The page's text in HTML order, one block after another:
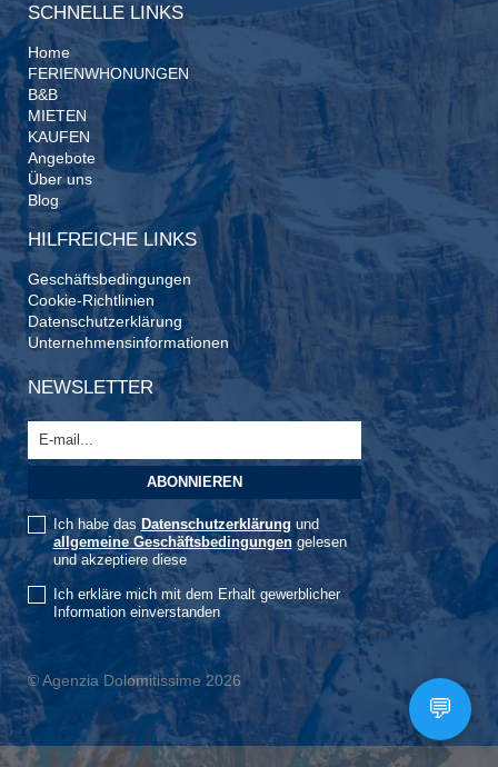
SCHNELLE LINKS
Home
FERIENWHONUNGEN
B&B
MIETEN
KAUFEN
Angebote
Über uns
Blog
HILFREICHE LINKS
Geschäftsbedingungen
Cookie-Richtlinien
Datenschutzerklärung
Unternehmensinformationen
NEWSLETTER
Ich habe das Datenschutzerklärung und
allgemeine Geschäftsbedingungengelesen
und akzeptiere diese
Ich erkläre mich mit dem Erhalt gewerblicher
Information einverstanden
© Agenzia Dolomitissime 2026